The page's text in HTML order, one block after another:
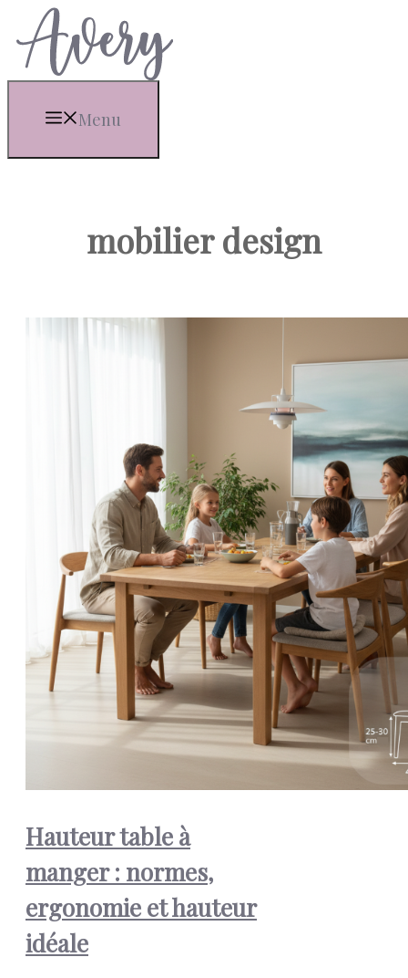
Aller
au
contenu
Menu
mobilier design
Hauteur table à
manger : normes,
ergonomie et hauteur
idéale